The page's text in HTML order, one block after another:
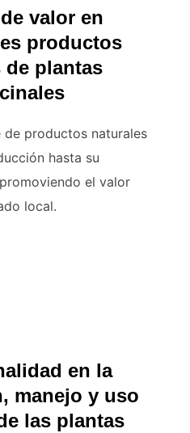
valor en
productos
de plantas
productos naturales
hasta su
el valor
local.
en la
manejo y uso
las plantas